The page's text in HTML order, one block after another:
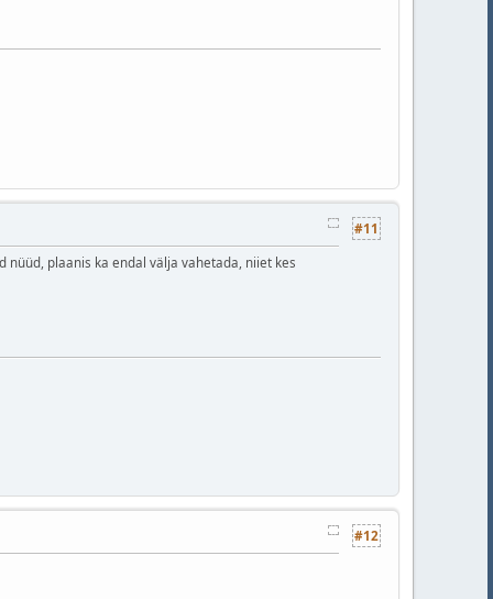
#11
plaanis ka endal välja vahetada, niiet kes
#12